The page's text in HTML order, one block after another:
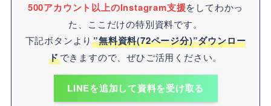
500アカウント以上のInstagram支援をしてわかっ
た、ここだけの特別資料です。
下記ボタンより”無料資料(72ページ分)”ダウンロー
ドできますので、ぜひご活用ください。
LINEを追加して資料を受け取る